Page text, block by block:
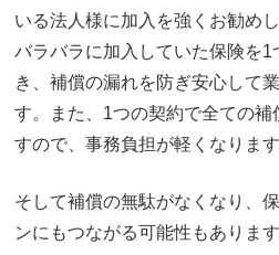
いる法人様に加入を強くお勧め
バラバラに加入していた保険を
き、補償の漏れを防ぎ安心して
す。また、1つの契約で全ての補
すので、事務負担が軽くなります
そして補償の無駄がなくなり、
ンにもつながる可能性もあります